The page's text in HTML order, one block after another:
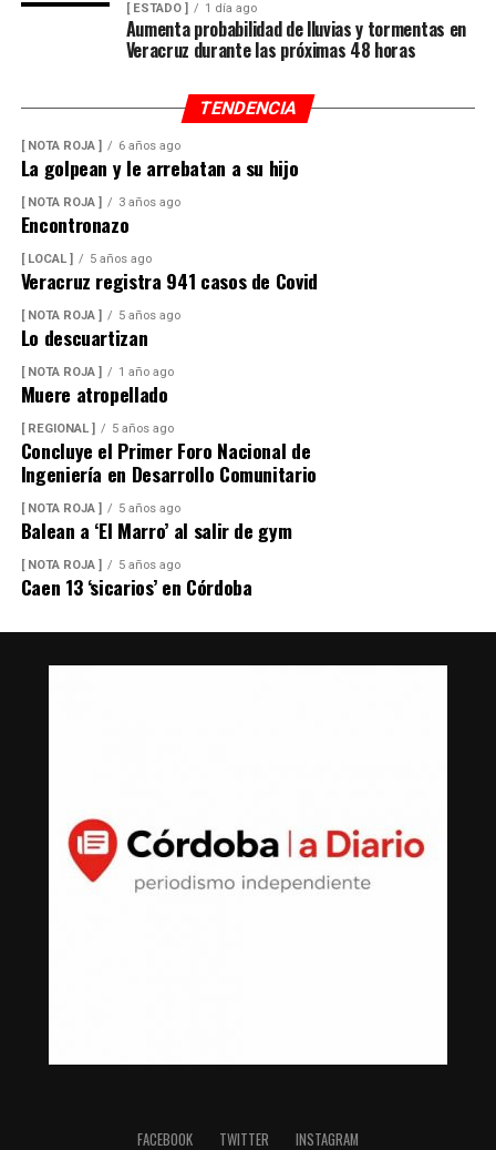
[ ESTADO ] 1 día ago
Aumenta probabilidad de lluvias y tormentas en
Veracruz durante las próximas 48 horas
TENDENCIA
[ NOTA ROJA ] 6 años ago
La golpean y le arrebatan a su hijo
[ NOTA ROJA ] 3 años ago
Encontronazo
[ LOCAL ] 5 años ago
Veracruz registra 941 casos de Covid
[ NOTA ROJA ] 5 años ago
Lo descuartizan
[ NOTA ROJA ] 1 año ago
Muere atropellado
[ REGIONAL ] 5 años ago
Concluye el Primer Foro Nacional de
Ingeniería en Desarrollo Comunitario
[ NOTA ROJA ] 5 años ago
Balean a ‘El Marro’ al salir de gym
[ NOTA ROJA ] 5 años ago
Caen 13 ‘sicarios’ en Córdoba
FACEBOOK TWITTER INSTAGRAM